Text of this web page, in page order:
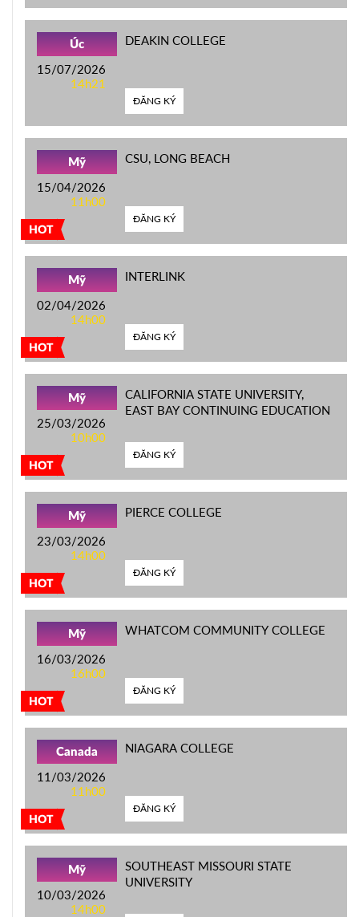
Úc
15/07/2026
14h21
DEAKIN COLLEGE
ĐĂNG KÝ
HOT
Mỹ
15/04/2026
11h00
CSU, LONG BEACH
ĐĂNG KÝ
HOT
Mỹ
02/04/2026
14h00
INTERLINK
ĐĂNG KÝ
HOT
Mỹ
25/03/2026
10h00
CALIFORNIA STATE UNIVERSITY,
EAST BAY CONTINUING EDUCATION
ĐĂNG KÝ
HOT
Mỹ
23/03/2026
14h00
PIERCE COLLEGE
ĐĂNG KÝ
HOT
Mỹ
16/03/2026
16h00
WHATCOM COMMUNITY COLLEGE
ĐĂNG KÝ
HOT
Canada
11/03/2026
11h00
NIAGARA COLLEGE
ĐĂNG KÝ
Mỹ
10/03/2026
14h00
SOUTHEAST MISSOURI STATE
UNIVERSITY